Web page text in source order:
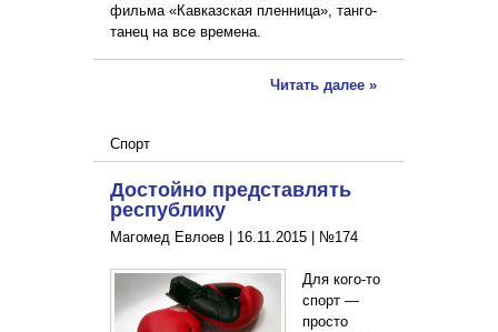
фильма «Кавказская пленница», танго-
танец на все времена.
Читать далее »
Спорт
Достойно представлять
республику
Магомед Евлоев | 16.11.2015 №174
Для кого-то
спорт —
просто